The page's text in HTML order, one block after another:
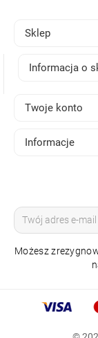
Sklep
Informacja o
Twoje konto
Informacje
Możesz